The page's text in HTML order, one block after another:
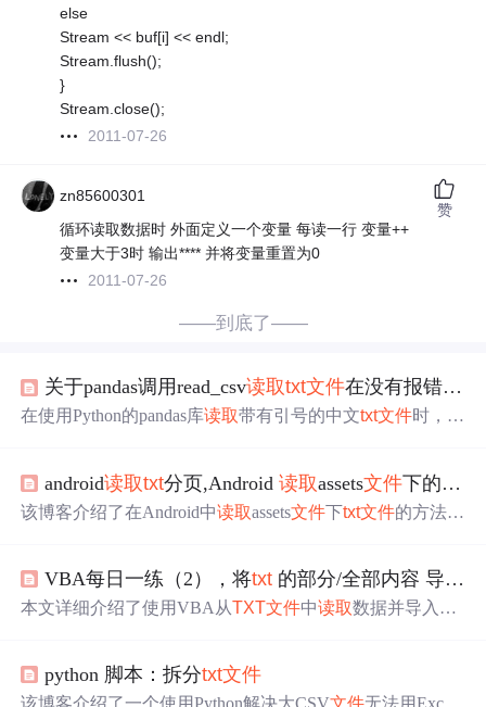
else
Stream << buf[i] << endl;
Stream.flush();
}
Stream.close();
2011-07-26
zn85600301
循环读取数据时 外面定义一个变量 每读一行 变量++
变量大于3时 输出**** 并将变量重置为0
2011-07-26
赞
——到底了——
关于pandas调用read_csv读取txt文件在没有报错的情况下
在使用Python的pandas库读取带有引号的中文txt文件时，发
android读取txt分页,Android读取assets文件下的txt
该博客介绍了在Android中读取assets文件下txt文件的方法，
了 读取一定 行数内容的功能。
VBA每日一练（2），将txt 的部分/全部内容 导入到EXCEL
本文详细介绍了使用VBA从TXT文件中读取数据并导入Ex
技术。
python 脚本：拆分txt文件
该博客介绍了一个使用Python解决大CSV文件无法用Excel